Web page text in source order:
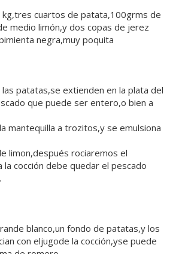
kg,tres cuartos de patata,100grms de
medio limón,y dos copas de jerez
negra,muy poquita
patatas,se extienden en la plata del
que puede ser entero,o bien a
mantequilla a trozitos,y se emulsiona
limon,después rociaremos el
la cocción debe quedar el pescado
blanco,un fondo de patatas,y los
con eljugode la cocción,yse puede